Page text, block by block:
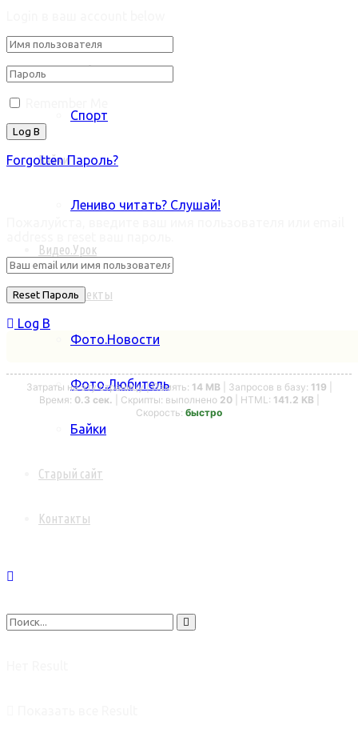
Фото.Альбом
Спорт
Байки
Лениво читать? Слушай!
Видео.Урок
Фото.Проекты
Фото.Новости
Фото.Любитель
Байки
Старый сайт
Контакты
Forgotten Пароль?
Log В
Затраты на эту страницу | Память: 14 MB | Запросов в базу: 119
Время: 0.3 сек. | Скрипты: выполнено 20| HTML: 141.2 KB
Скорость: быстро